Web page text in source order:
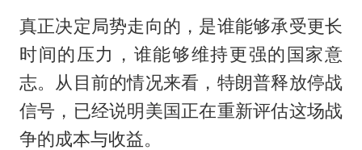
真正决定局势走向的，是谁能够承受更长
时间的压力，谁能够维持更强的国家意
志。从目前的情况来看，特朗普释放停战
信号，已经说明美国正在重新评估这场战
争的成本与收益。